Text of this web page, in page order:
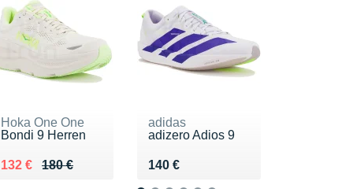
Hoka One One
Bondi 9 Herren
180 €
Au lieu de 180 €
132 €
Vendu 132 €
adidas
adizero Adios 9
140 €
Vendu 140 €